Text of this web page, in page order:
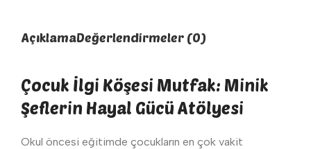
AçıklamaDeğerlendirmeler (0)
Çocuk İlgi Köşesi Mutfak: Minik
Şeflerin Hayal Gücü Atölyesi
Okul öncesi eğitimde çocukların en çok vakit